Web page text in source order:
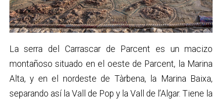
La serra del Carrascar de Parcent es un macizo
montañoso situado en el oeste de Parcent, la Marina
Alta, y en el nordeste de Tàrbena, la Marina Baixa,
separando así la Vall de Pop y la Vall de l’Algar. Tiene la